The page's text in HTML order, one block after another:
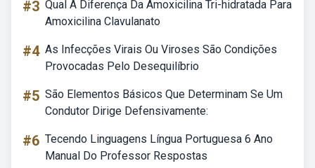
#3 Qual A Diferença Da Amoxicilina Tri-hidratada Para
Amoxicilina Clavulanato
#4 As Infecções Virais Ou Viroses São Condições
Provocadas Pelo Desequilíbrio
#5 São Elementos Básicos Que Determinam Se Um
Condutor Dirige Defensivamente:
#6 Tecendo Linguagens Língua Portuguesa 6 Ano
Manual Do Professor Respostas